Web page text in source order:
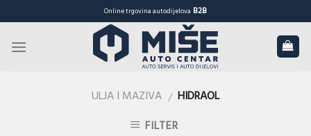
to
content
Online trgovina autodijelova B2B
ULJA I MAZIVA / HIDRAOL
FILTER